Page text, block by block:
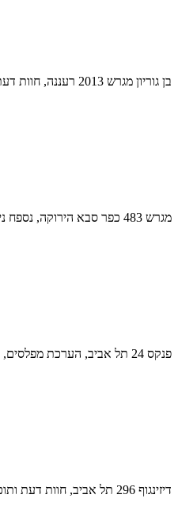
בן גוריון מגרש 2013 רעננה, חוות דעת ותוכנית הידרולוגית לניהול מי נגר
מגרש 483 כפר סבא הירוקה, נספח ניקוז לשלב התב"ע
פנקס 24 תל אביב, הערכת מפלסים, השפלת מי תהום, ניהול מי נגר
דיזינגוף 296 תל אביב, חוות דעת ותוכנית הידרולוגית לניהול מי נגר